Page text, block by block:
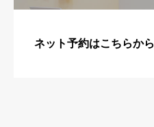
ネット予約はこちらから